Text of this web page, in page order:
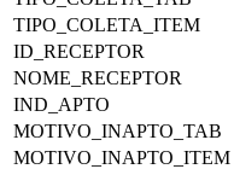
TIPO_COLETA_ITEM
ID_RECEPTOR
NOME_RECEPTOR
IND_APTO
MOTIVO_INAPTO_TAB
MOTIVO_INAPTO_ITEM